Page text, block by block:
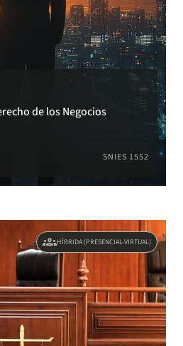
de los Negocios
SNIES 1552
groupsHÍBRIDA (PRESENCIAL-VIRTUAL)